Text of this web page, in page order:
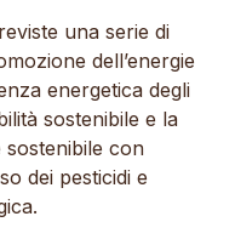
una serie di
dell’energie
energetica degli
sostenibile e la
con
dei pesticidi e